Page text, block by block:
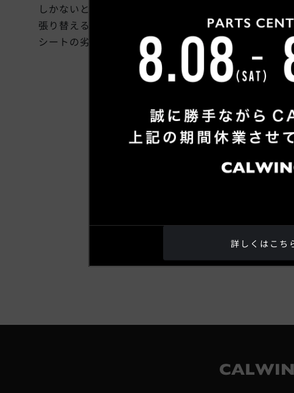
しかないと諦めている方に朗報です! リペアで驚くほ
張り替えるより断然お安く綺麗にできます。 少しの皮
シートの劣化でお悩みの方一度ご相談ください。
詳しくはこち